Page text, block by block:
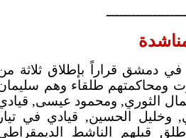
في دمشق قراراً بإطلاق ثلاثة
ومحاكمتهم طلقاء وهم
الثوري, ومحمود عيسى,
الحسين, قيادي في
قبلهم الناشط